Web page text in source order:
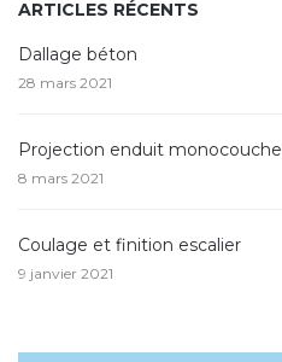
ARTICLES RÉCENTS
Dallage béton
28 mars 2021
Projection enduit monocouche
8 mars 2021
Coulage et finition escalier
9 janvier 2021